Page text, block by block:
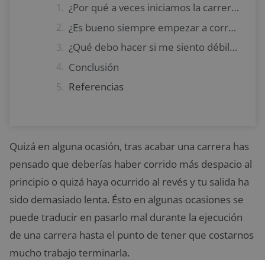
¿Por qué a veces iniciamos la carrera con una cadencia rápida?
¿Es bueno siempre empezar a correr de manera lenta?
¿Qué debo hacer si me siento débil a mitad de la carrera?
Conclusión
Referencias
Quizá en alguna ocasión, tras acabar una carrera has
pensado que deberías haber corrido más despacio al
principio o quizá haya ocurrido al revés y tu salida ha
sido demasiado lenta. Ésto en algunas ocasiones se
puede traducir en pasarlo mal durante la ejecución
de una carrera hasta el punto de tener que costarnos
mucho trabajo terminarla.